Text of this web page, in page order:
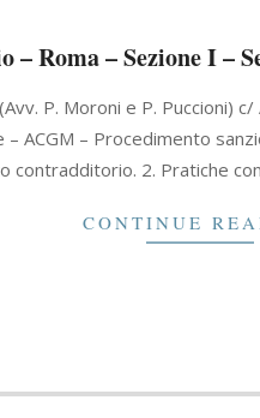
– Roma – Sezione I –
P. Moroni e P. Puccioni)
ACGM – Procedimento
contradditorio. 2. Pratiche
CONTINUE